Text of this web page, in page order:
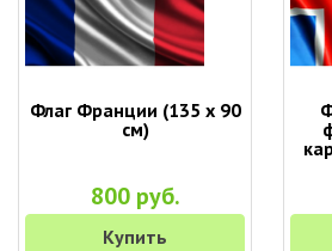
Флаг Франции (135 х 90
см)
800 руб.
Купить